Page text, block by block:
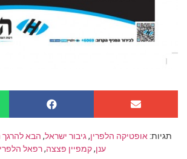
תגיות: אופטיקה הלפרין,גיבור ישראל, הבא להרגך
ענן,קמפיין פצצה,רפאל